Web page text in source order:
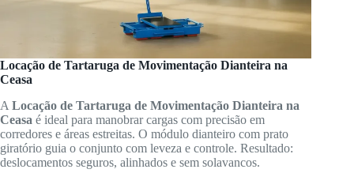
Locação de Tartaruga de Movimentação Dianteira na
Ceasa
A Locação de Tartaruga de Movimentação Dianteira na
Ceasa é ideal para manobrar cargas com precisão em
corredores e áreas estreitas. O módulo dianteiro com prato
giratório guia o conjunto com leveza e controle. Resultado:
deslocamentos seguros, alinhados e sem solavancos.